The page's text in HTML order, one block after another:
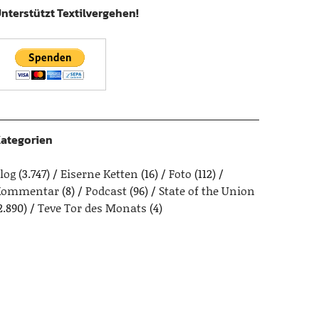
Textilvergehen!
(3.747) Eiserne Ketten (16) Foto (112)
(8) Podcast(96)
State of the Union
Teve Tor des Monats (4)